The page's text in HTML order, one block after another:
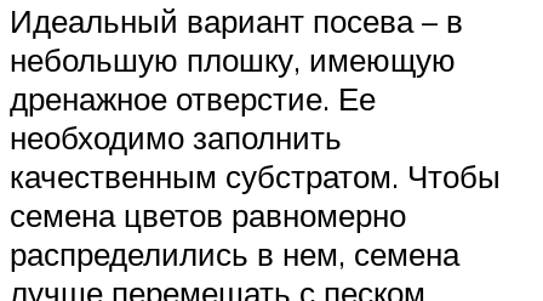
Идеальный вариант посева – в
небольшую плошку, имеющую
дренажное отверстие. Ее
необходимо заполнить
качественным субстратом. Чтобы
семена цветов равномерно
распределились в нем, семена
лучше перемешать с песком.